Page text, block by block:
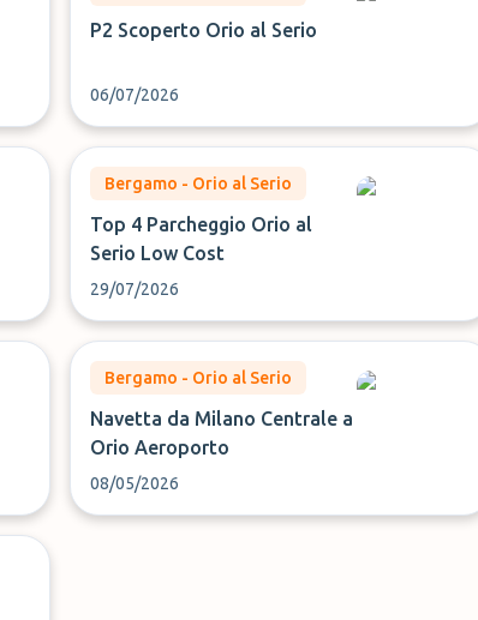
P2 Scoperto Orio al Serio
06/07/2026
Bergamo - Orio al Serio
Top 4 Parcheggio Orio al
Serio Low Cost
29/07/2026
Bergamo - Orio al Serio
Navetta da Milano Centrale a
Orio Aeroporto
08/05/2026